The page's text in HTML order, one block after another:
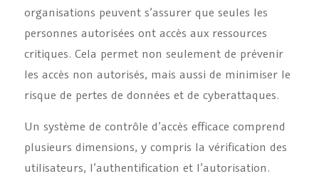
organisations peuvent s’assurer que seules les
personnes autorisées ont accès aux ressources
critiques. Cela permet non seulement de prévenir
les accès non autorisés, mais aussi de minimiser le
risque de pertes de données et de cyberattaques.
Un système de contrôle d’accès efficace comprend
plusieurs dimensions, y compris la vérification des
utilisateurs, l’authentification et l’autorisation.